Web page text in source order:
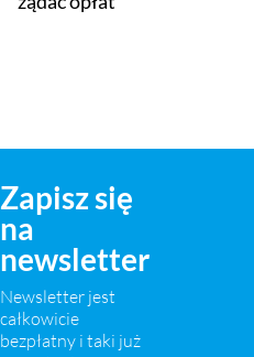
Zapisz się
na
newsletter
Newsletter jest
całkowicie
bezpłatny i taki już